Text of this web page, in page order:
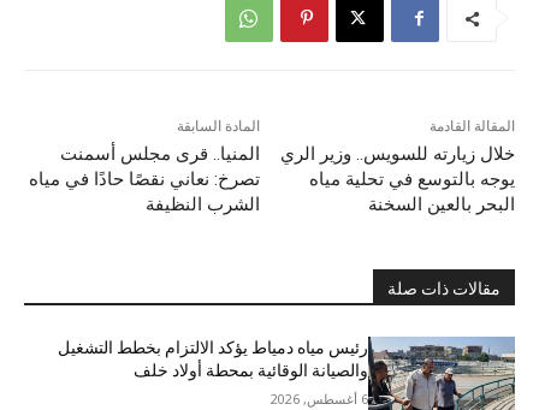
المادة السابقة
المنيا.. قرى مجلس أسمنت
تصرخ: نعاني نقصًا حادًا في مياه
الشرب النظيفة
المقالة القادمة
خلال زيارته للسويس.. وزير الري
يوجه بالتوسع في تحلية مياه
البحر بالعين السخنة
مقالات ذات صلة
رئيس مياه دمياط يؤكد الالتزام بخطط التشغيل
والصيانة الوقائية بمحطة أولاد خلف
6 أغسطس, 2026